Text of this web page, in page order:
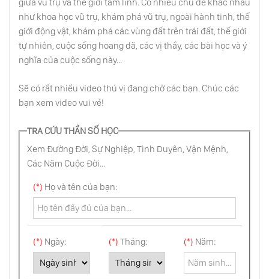
Cha Mẹ Hạnh Phúc Sinh Ra Người Con
Hạnh Phúc
Hoặc Vì Thực Hiện Trong Tâm Trạng Lãng
Mạn
Lý Trí Là Tên Phản Bội
Khả Năng Khôi Hài Bên Ngoài Tâm Trí
như khoa học vũ trụ, khám phá vũ trụ, ngoài hành tinh, thế
giới động vật, khám phá các vùng đất trên trái đất, thế giới
tự nhiên, cuộc sống hoang dã, các vị thầy, các bài học và ý
nghĩa của cuộc sống này...
Sẽ có rất nhiều video thú vị đang chờ các bạn. Chúc các
bạn xem video vui vẻ!
TRA CỨU THẦN SỐ HỌC
Xem Đường Đời, Sự Nghiệp, Tình Duyên, Vận Mệnh,
Các Năm Cuộc Đời...
(*) Họ và tên của bạn:
(*) Ngày: (*) Tháng: (*) Năm: